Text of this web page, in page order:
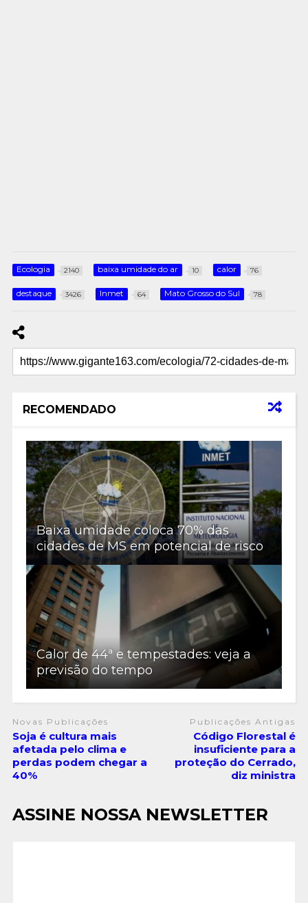
Ecologia 2140 baixa umidade do ar 10 calor 76
destaque 3426 Inmet 64 Mato Grosso do Sul 78
RECOMENDADO
Baixa umidade coloca 70% das
cidades de MS em potencial de risco
Calor de 44ª e tempestades: veja a
previsão do tempo
Novas Publicações
Soja é cultura mais
afetada pelo clima e
perdas podem chegar a
40%
Publicações Antigas
Código Florestal é
insuficiente para a
proteção do Cerrado,
diz ministra
ASSINE NOSSA NEWSLETTER